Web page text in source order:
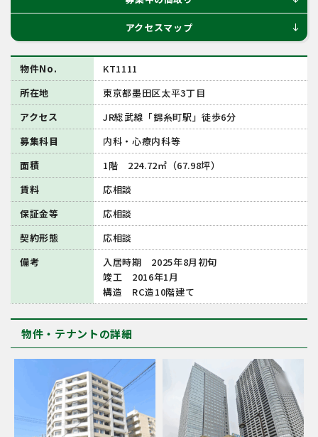
アクセスマップ south
物件No.
KT1111
所在地
東京都墨田区太平3丁目
アクセス
JR総武線「錦糸町駅」徒歩6分
募集科目
内科・心療内科等
面積
1階 224.72㎡（67.98坪）
賃料
応相談
保証金等
応相談
契約形態
応相談
備考
入居時期 2025年8月初旬
竣工 2016年1月
構造 RC造10階建て
物件・テナントの詳細